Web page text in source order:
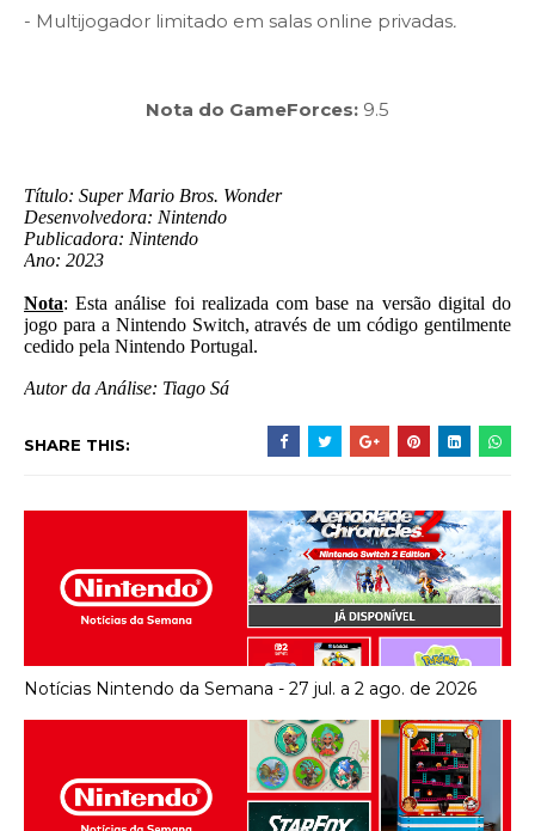
- Multijogador limitado em salas online privadas.
Nota do GameForces: 9.5
Título: Super Mario Bros. Wonder
Desenvolvedora: Nintendo
Publicadora: Nintendo
Ano: 2023
Nota: Esta análise foi realizada com base na versão digital do
jogo para a Nintendo Switch, através de um código gentilmente
cedido pela Nintendo Portugal.
Autor da Análise: Tiago Sá
SHARE THIS:
Notícias Nintendo da Semana - 27 jul. a 2 ago. de 2026